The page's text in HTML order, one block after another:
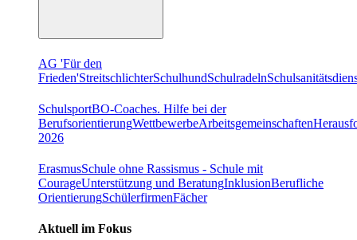
AG 'Für den
Frieden'StreitschlichterSchulhundSchulradeln
SchulsportBO-Coaches. Hilfe bei der
BerufsorientierungWettbewerbeArbeitsgemeinschaften
2026
ErasmusSchule ohne Rassismus - Schule mit
CourageUnterstützung und BeratungInklusionBerufliche
OrientierungSchülerfirmenFächer
Aktuell im Fokus